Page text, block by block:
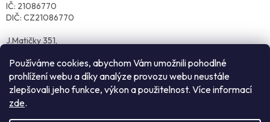
Používáme cookies, abychom Vám umožnili pohodlné
prohlížení webu a díky analýze provozu webu neustále
zlepšovali jeho funkce, výkon a použitelnost. Více informací
zde.
IČ: 21086770
DIČ: CZ21086770
J.Matičky 351,